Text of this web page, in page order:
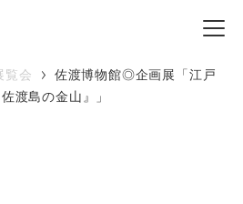
覧会
佐渡博物館◎企画展「江戸
渡島の金山』」